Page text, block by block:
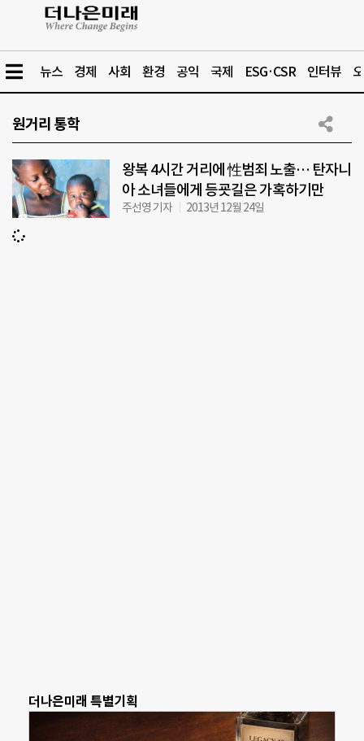
뉴스 경제 사회 환경 공익 국제 ESG·CSR 인터뷰
원거리 통학
왕복 4시간 거리에 性범죄 노출… 탄자니
아 소녀들에게 등굣길은 가혹하기만
주선영 기자 2013년 12월 24일
더나은미래 특별기획